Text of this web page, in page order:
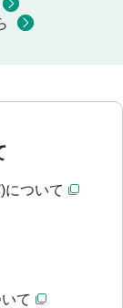
について
て